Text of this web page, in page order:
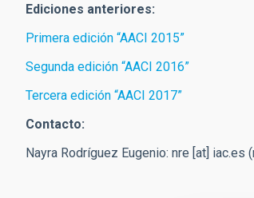
Ediciones anteriores:
Primera edición “AACI 2015”
Segunda edición “AACI 2016”
Tercera edición “AACI 2017”
Contacto:
Nayra Rodríguez Eugenio: nre [at] iac.es